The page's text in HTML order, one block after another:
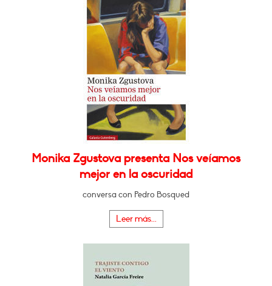
Monika Zgustova presenta Nos veíamos
mejor en la oscuridad
conversa con Pedro Bosqued
Leer más...